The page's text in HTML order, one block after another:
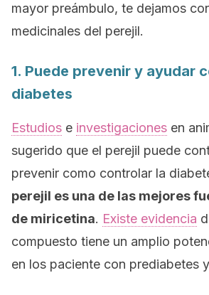
mayor preámbulo, te dejamos
medicinales del perejil.
1. Puede prevenir y ayudar
diabetes
Estudios e investigaciones en
sugerido que el perejil puede
prevenir como controlar la
perejil es una de las mejores
de miricetina. Existe evidencia
compuesto tiene un amplio
en los paciente con prediabetes